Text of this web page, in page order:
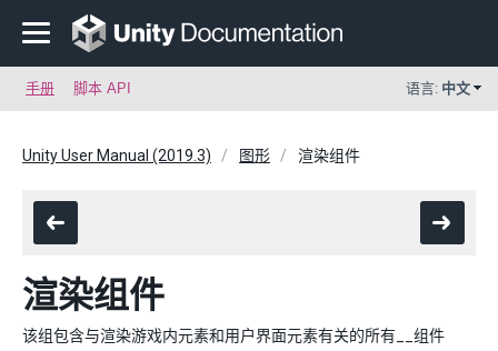
手册 脚本 API 语言: 中文
Unity User Manual (2019.3) 图形 渲染组件
渲染组件
该组包含与渲染游戏内元素和用户界面元素有关的所有__组件